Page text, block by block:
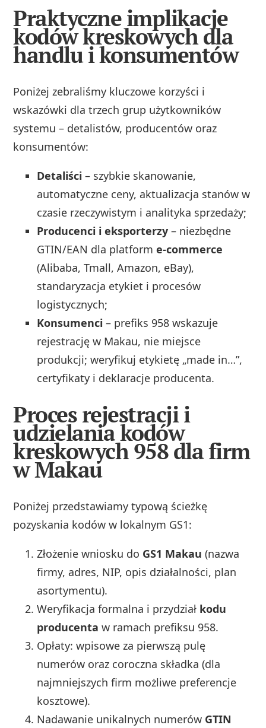
Praktyczne implikacje
kodów kreskowych dla
handlu i konsumentów
Poniżej zebraliśmy kluczowe korzyści i
wskazówki dla trzech grup użytkowników
systemu – detalistów, producentów oraz
konsumentów:
Detaliści – szybkie skanowanie,
automatyczne ceny, aktualizacja stanów w
czasie rzeczywistym i analityka sprzedaży;
Producenci i eksporterzy – niezbędne
GTIN/EAN dla platforme-commerce
(Alibaba, Tmall, Amazon, eBay),
standaryzacja etykiet i procesów
logistycznych;
Konsumenci – prefiks 958 wskazuje
rejestrację w Makau, nie miejsce
produkcji; weryfikuj etykietę „made in…”,
certyfikaty i deklaracje producenta.
Proces rejestracji i
udzielania kodów
kreskowych 958 dla firm
w Makau
Poniżej przedstawiamy typową ścieżkę
pozyskania kodów w lokalnym GS1:
Złożenie wniosku do GS1 Makau (nazwa
firmy, adres, NIP, opis działalności, plan
asortymentu).
Weryfikacja formalna i przydział kodu
producenta w ramach prefiksu 958.
Opłaty: wpisowe za pierwszą pulę
numerów oraz coroczna składka (dla
najmniejszych firm możliwe preferencje
kosztowe).
Nadawanie unikalnych numerów GTIN